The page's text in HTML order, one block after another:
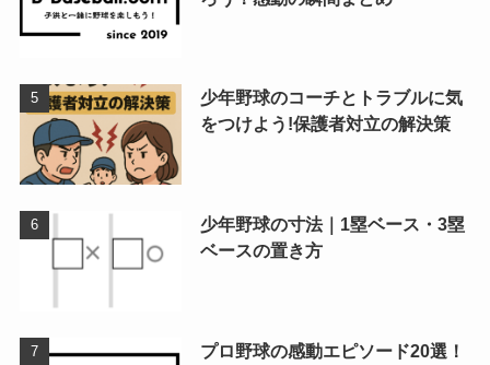
少年野球のコーチとトラブルに気
をつけよう!保護者対立の解決策
少年野球の寸法｜1塁ベース・3塁
ベースの置き方
プロ野球の感動エピソード20選！